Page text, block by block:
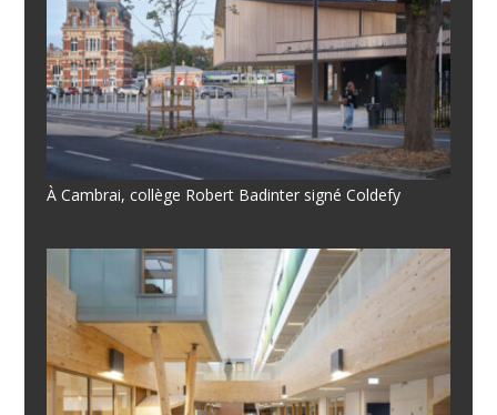
À Cambrai, collège Robert Badinter signé Coldefy